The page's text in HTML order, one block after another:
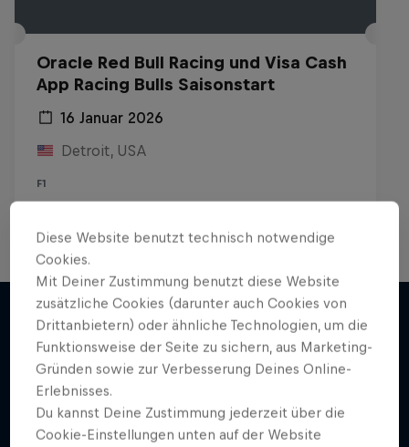
Oracle Red Bull Racing und Visa Cash
App Racing Bulls Saisonstart
16 Januar 2026
Detroit, USA
F1
Mehr davon
Formel-1-Auto kehrt nach Indien
zurück
Das 2012er Indien-GP-Siegerauto in Aktion auf
dem Buddh International Circuit
Diese Website benutzt technisch notwendige
Cookies.
Mit Deiner Zustimmung benutzt diese Website
zusätzliche Cookies (darunter auch Cookies von
Drittanbietern) oder ähnliche Technologien, um die
Funktionsweise der Seite zu sichern, aus Marketing-
Gründen sowie zur Verbesserung Deines Online-
Erlebnisses.
Du kannst Deine Zustimmung jederzeit über die
Cookie-Einstellungen unten auf der Website